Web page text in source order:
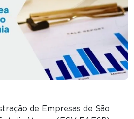
de Empresas de São